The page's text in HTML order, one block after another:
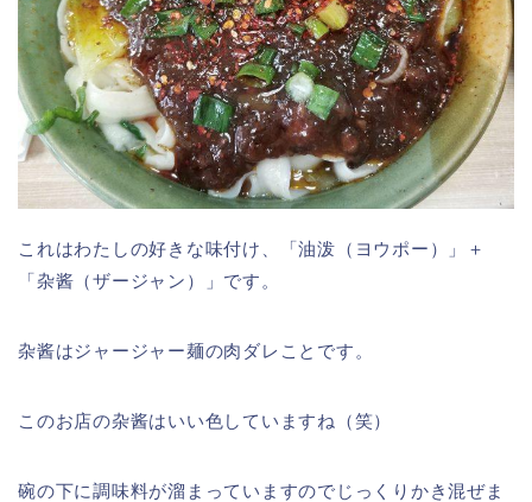
これはわたしの好きな味付け、「油泼（ヨウポー）」＋
「杂酱（ザージャン）」です。
杂酱はジャージャー麺の肉ダレことです。
このお店の杂酱はいい色していますね（笑）
碗の下に調味料が溜まっていますのでじっくりかき混ぜま